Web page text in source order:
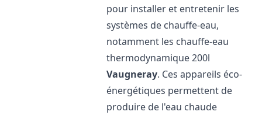
pour installer et entretenir les
systèmes de chauffe-eau,
notamment les chauffe-eau
thermodynamique 200l
Vaugneray. Ces appareils éco-
énergétiques permettent de
produire de l'eau chaude